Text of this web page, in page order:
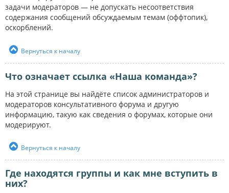
задачи модераторов — не допускать несоответствия
содержания сообщений обсуждаемым темам (оффтопик),
оскорблений.
Вернуться к началу
Что означает ссылка «Наша команда»?
На этой странице вы найдёте список администраторов и
модераторов консультативного форума и другую
информацию, такую как сведения о форумах, которые они
модерируют.
Вернуться к началу
Где находятся группы и как мне вступить в
них?